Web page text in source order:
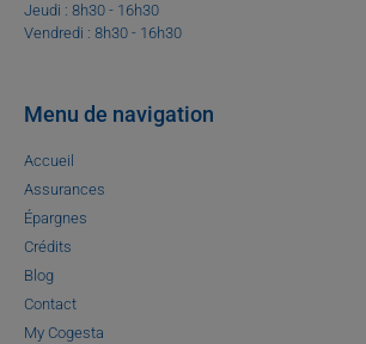
Jeudi : 8h30 - 16h30
Vendredi : 8h30 - 16h30
Menu de navigation
Accueil
Assurances
Épargnes
Crédits
Blog
Contact
My Cogesta